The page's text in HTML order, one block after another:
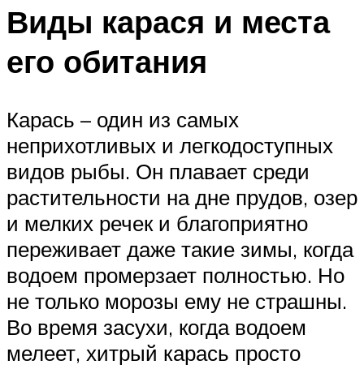
Виды карася и места
его обитания
Карась – один из самых
неприхотливых и легкодоступных
видов рыбы. Он плавает среди
растительности на дне прудов, озер
и мелких речек и благоприятно
переживает даже такие зимы, когда
водоем промерзает полностью. Но
не только морозы ему не страшны.
Во время засухи, когда водоем
мелеет, хитрый карась просто